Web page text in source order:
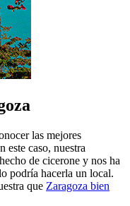
las mejores
este caso, nuestra
de cicerone y nos ha
podría hacerla un local.
que Zaragoza bien